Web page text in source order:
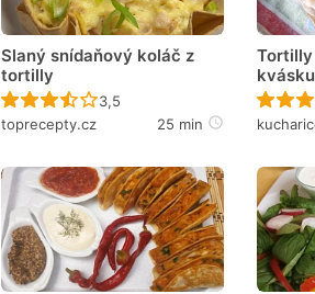
Slaný snídaňový koláč z
tortilly
Recept ještě nebyl hodnocen
3,5
toprecepty.cz
25 min
kvásku